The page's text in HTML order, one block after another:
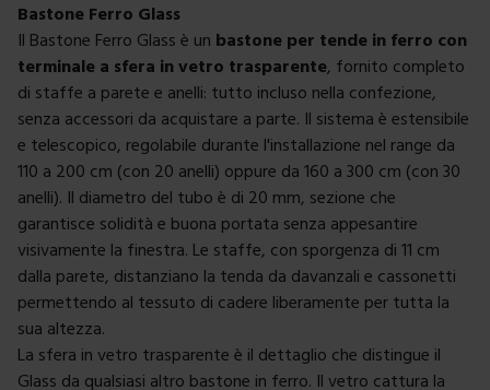
Bastone Ferro Glass
Il Bastone Ferro Glass è un bastone per tende in ferro con
terminale a sfera in vetro trasparente, fornito completo
di staffe a parete e anelli: tutto incluso nella confezione,
senza accessori da acquistare a parte. Il sistema è estensibile
e telescopico, regolabile durante l'installazione nel range da
110 a 200 cm (con 20 anelli) oppure da 160 a 300 cm (con 30
anelli). Il diametro del tubo è di 20 mm, sezione che
garantisce solidità e buona portata senza appesantire
visivamente la finestra. Le staffe, con sporgenza di 11 cm
dalla parete, distanziano la tenda da davanzali e cassonetti
permettendo al tessuto di cadere liberamente per tutta la
sua altezza.
La sfera in vetro trasparente è il dettaglio che distingue il
Glass da qualsiasi altro bastone in ferro. Il vetro cattura la